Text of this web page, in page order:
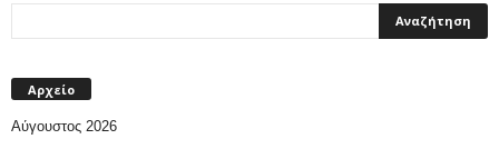
Αρχείο
Αύγουστος 2026